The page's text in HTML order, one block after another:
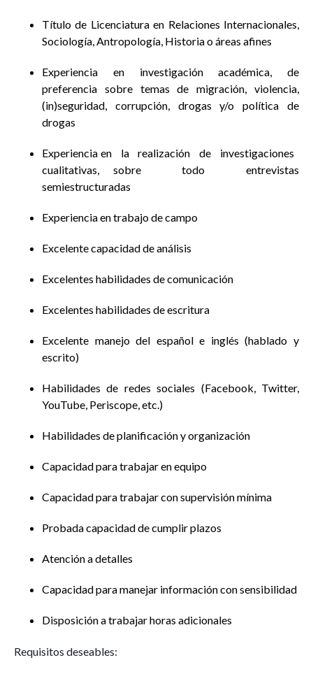
Título de Licenciatura en Relaciones Internacionales,
Sociología, Antropología, Historia o áreas afines
Experiencia en investigación académica, de
preferencia sobre temas de migración, violencia,
(in)seguridad, corrupción, drogas y/o política de
drogas
Experiencia en la realización de investigaciones
cualitativas, sobre todo entrevistas
semiestructuradas
Experiencia en trabajo de campo
Excelente capacidad de análisis
Excelentes habilidades de comunicación
Excelentes habilidades de escritura
Excelente manejo del español e inglés (hablado y
escrito)
Habilidades de redes sociales (Facebook, Twitter,
YouTube, Periscope, etc.)
Habilidades de planificación y organización
Capacidad para trabajar en equipo
Capacidad para trabajar con supervisión mínima
Probada capacidad de cumplir plazos
Atención a detalles
Capacidad para manejar información con sensibilidad
Disposición a trabajar horas adicionales
Requisitos deseables: